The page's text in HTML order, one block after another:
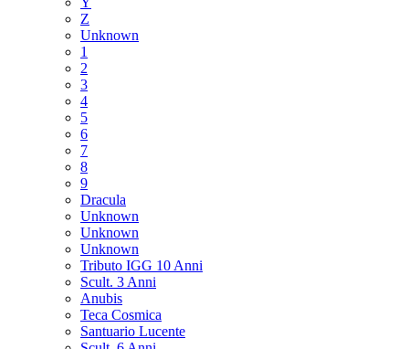
Z
Unknown
1
2
3
4
5
6
7
8
9
Dracula
Unknown
Unknown
Unknown
Tributo IGG 10 Anni
Scult. 3 Anni
Anubis
Teca Cosmica
Santuario Lucente